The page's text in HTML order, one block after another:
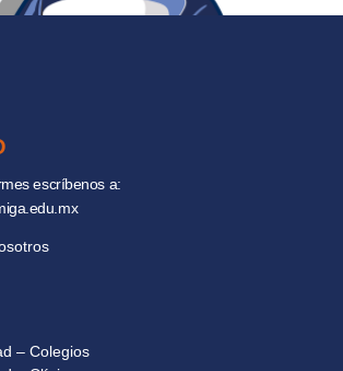
escríbenos a:
– Colegios